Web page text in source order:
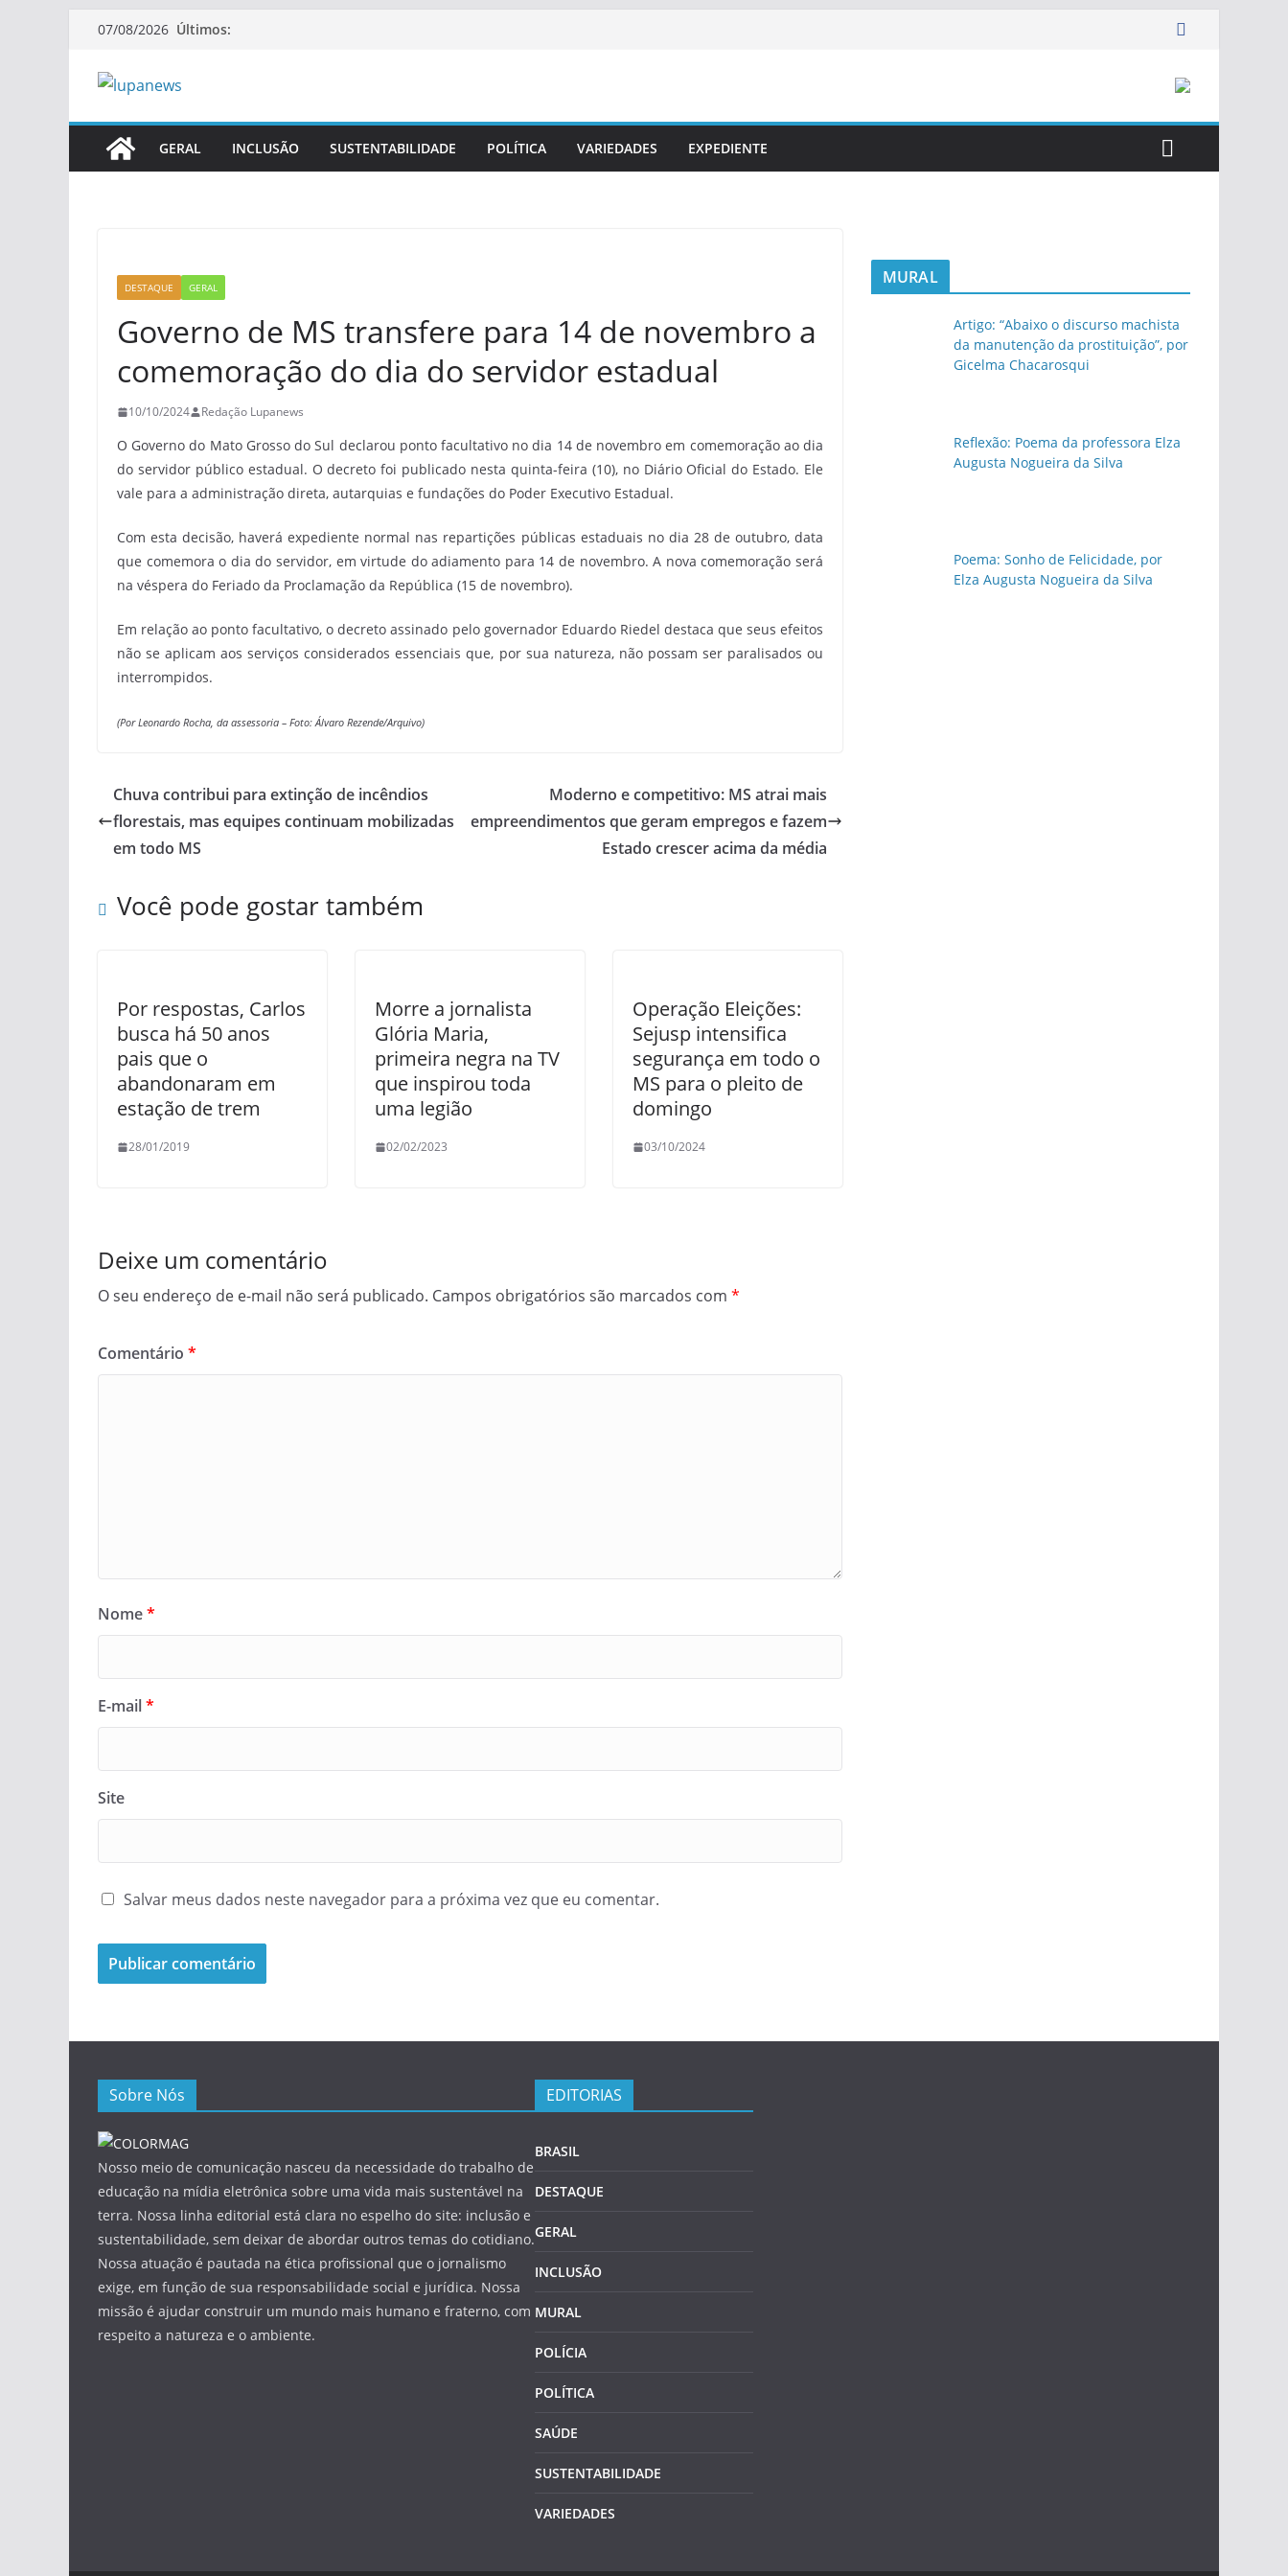
Pular07/08/2026 Últimos:
GERAL INCLUSÃO SUSTENTABILIDADE POLÍTICA VARIEDADES EXPEDIENTE
DESTAQUE GERAL
Governo de MS transfere para 14 de novembro a
comemoração do dia do servidor estadual
10/10/2024 Redação Lupanews
O Governo do Mato Grosso do Sul declarou ponto facultativo no dia 14 de novembro em comemoração ao dia
do servidor público estadual. O decreto foi publicado nesta quinta-feira (10), no Diário Oficial do Estado. Ele
vale para a administração direta, autarquias e fundações do Poder Executivo Estadual.
Com esta decisão, haverá expediente normal nas repartições públicas estaduais no dia 28 de outubro, data
que comemora o dia do servidor, em virtude do adiamento para 14 de novembro. A nova comemoração será
na véspera do Feriado da Proclamação da República (15 de novembro).
Em relação ao ponto facultativo, o decreto assinado pelo governador Eduardo Riedel destaca que seus efeitos
não se aplicam aos serviços considerados essenciais que, por sua natureza, não possam ser paralisados ou
interrompidos.
(Por Leonardo Rocha, da assessoria – Foto: Álvaro Rezende/Arquivo)
Chuva contribui para extinção de incêndios
florestais, mas equipes continuam mobilizadas
em todo MS
Moderno e competitivo: MS atrai mais
empreendimentos que geram empregos e fazem
Estado crescer acima da média
Você pode gostar também
Por respostas, Carlos
busca há 50 anos
pais que o
abandonaram em
estação de trem
28/01/2019
Morre a jornalista
Glória Maria,
primeira negra na TV
que inspirou toda
uma legião
02/02/2023
Operação Eleições:
Sejusp intensifica
segurança em todo o
MS para o pleito de
domingo
03/10/2024
Deixe um comentário
O seu endereço de e-mail não será publicado. Campos obrigatórios são marcados com *
Comentário *
Nome*
E-mail*
Site
Salvar meus dados neste navegador para a próxima vez que eu comentar.
MURAL
Artigo: “Abaixo o discurso machista
da manutenção da prostituição”, por
Gicelma Chacarosqui
Reflexão: Poema da professora Elza
Augusta Nogueira da Silva
Poema: Sonho de Felicidade, por
Elza Augusta Nogueira da Silva
Sobre Nós
Nosso meio de comunicação nasceu da necessidade do trabalho de
educação na mídia eletrônica sobre uma vida mais sustentável na
terra. Nossa linha editorial está clara no espelho do site: inclusão e
sustentabilidade, sem deixar de abordar outros temas do cotidiano.
Nossa atuação é pautada na ética profissional que o jornalismo
exige, em função de sua responsabilidade social e jurídica. Nossa
missão é ajudar construir um mundo mais humano e fraterno, com
respeito a natureza e o ambiente.
EDITORIAS
BRASIL
DESTAQUE
GERAL
INCLUSÃO
MURAL
POLÍCIA
POLÍTICA
SAÚDE
SUSTENTABILIDADE
VARIEDADES